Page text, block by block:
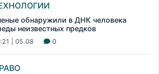
обнаружили в ДНК человека
неизвестных предков
| 05.08 0